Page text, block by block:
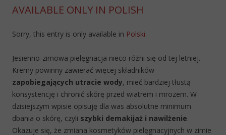
AVAILABLE ONLY IN POLISH
Sorry, this entry is only available in Polski.
Jesienno-zimowa pielęgnacja nieco różni się od tej letniej.
Kremy powinny zawierać więcej składników
zapobiegających utracie wody, mieć bardziej tłustą
konsystencję i chronić skórę przed wiatrem i mrozem. W
dzisiejszym wpisie opisuję dla was absolutne minimum
dbania o skórę, czyli szybki demakijaż i nawilżenie.
Okazuje się, że zmiana kosmetyków pielęgnacyjnych w zimie